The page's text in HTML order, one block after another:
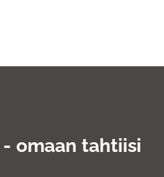
omaan tahtiisi